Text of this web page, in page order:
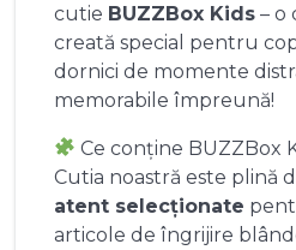
cutie BUZZBox Kids – o
creată special pentru
dornici de momente
memorabile împreună!
Ce conține BUZZBox
Cutia noastră este plină
atent selecționate
articole de îngrijire